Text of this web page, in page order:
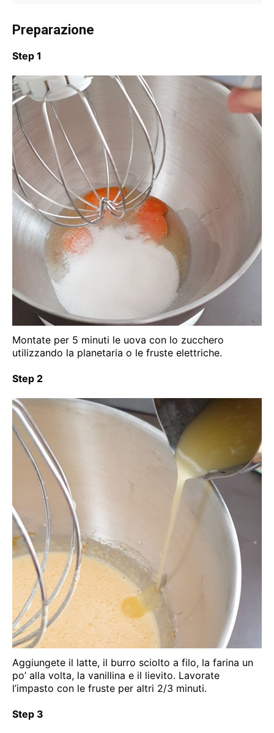
Preparazione
Step 1
Montate per 5 minuti le uova con lo zucchero
utilizzando la planetaria o le fruste elettriche.
Step 2
Aggiungete il latte, il burro sciolto a filo, la farina un
po’ alla volta, la vanillina e il lievito. Lavorate
l’impasto con le fruste per altri 2/3 minuti.
Step 3